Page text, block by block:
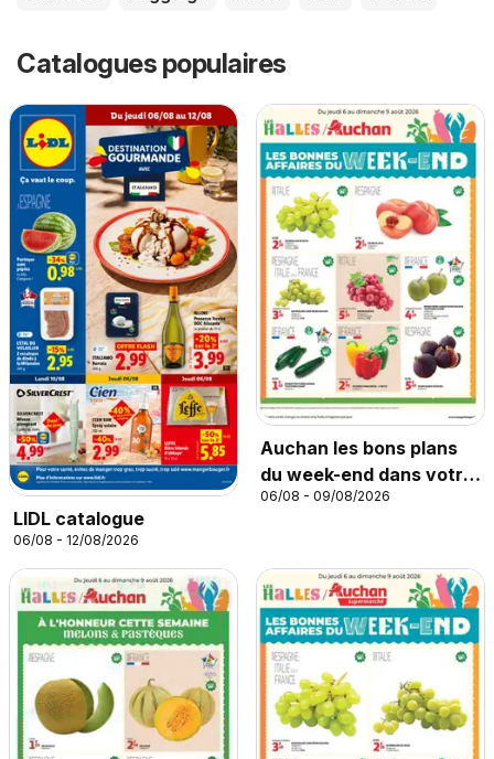
Catalogues populaires
LIDL catalogue
06/08 - 12/08/2026
Auchan les bons plans
du week-end dans votre
hyper
06/08 - 09/08/2026